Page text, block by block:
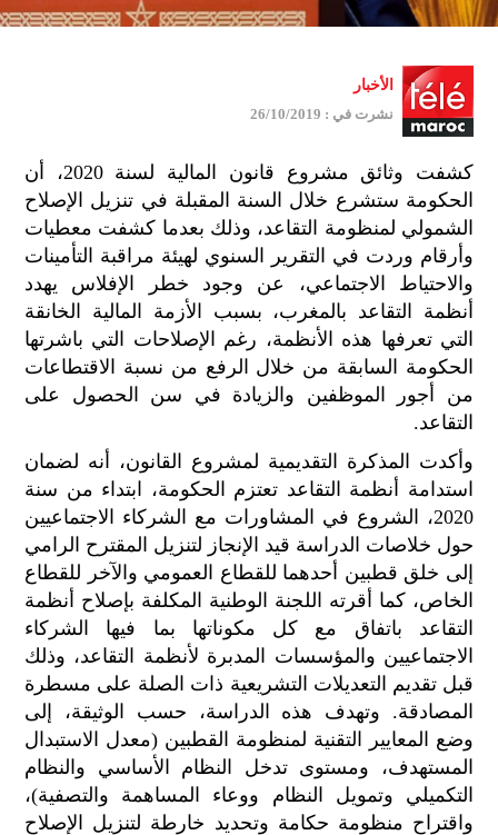
الأخبار
نشرت في : 26/10/2019
كشفت وثائق مشروع قانون المالية لسنة 2020، أن
الحكومة ستشرع خلال السنة المقبلة في تنزيل الإصلاح
الشمولي لمنظومة التقاعد، وذلك بعدما كشفت معطيات
وأرقام وردت في التقرير السنوي لهيئة مراقبة التأمينات
والاحتياط الاجتماعي، عن وجود خطر الإفلاس يهدد
أنظمة التقاعد بالمغرب، بسبب الأزمة المالية الخانقة
التي تعرفها هذه الأنظمة، رغم الإصلاحات التي باشرتها
الحكومة السابقة من خلال الرفع من نسبة الاقتطاعات
من أجور الموظفين والزيادة في سن الحصول على
التقاعد.
وأكدت المذكرة التقديمية لمشروع القانون، أنه لضمان
استدامة أنظمة التقاعد تعتزم الحكومة، ابتداء من سنة
2020، الشروع في المشاورات مع الشركاء الاجتماعيين
حول خلاصات الدراسة قيد الإنجاز لتنزيل المقترح الرامي
إلى خلق قطبين أحدهما للقطاع العمومي والآخر للقطاع
الخاص، كما أقرته اللجنة الوطنية المكلفة بإصلاح أنظمة
التقاعد باتفاق مع كل مكوناتها بما فيها الشركاء
الاجتماعيين والمؤسسات المدبرة لأنظمة التقاعد، وذلك
قبل تقديم التعديلات التشريعية ذات الصلة على مسطرة
المصادقة. وتهدف هذه الدراسة، حسب الوثيقة، إلى
وضع المعايير التقنية لمنظومة القطبين (معدل الاستبدال
المستهدف، ومستوى تدخل النظام الأساسي والنظام
التكميلي وتمويل النظام ووعاء المساهمة والتصفية)،
واقتراح منظومة حكامة وتحديد خارطة لتنزيل الإصلاح